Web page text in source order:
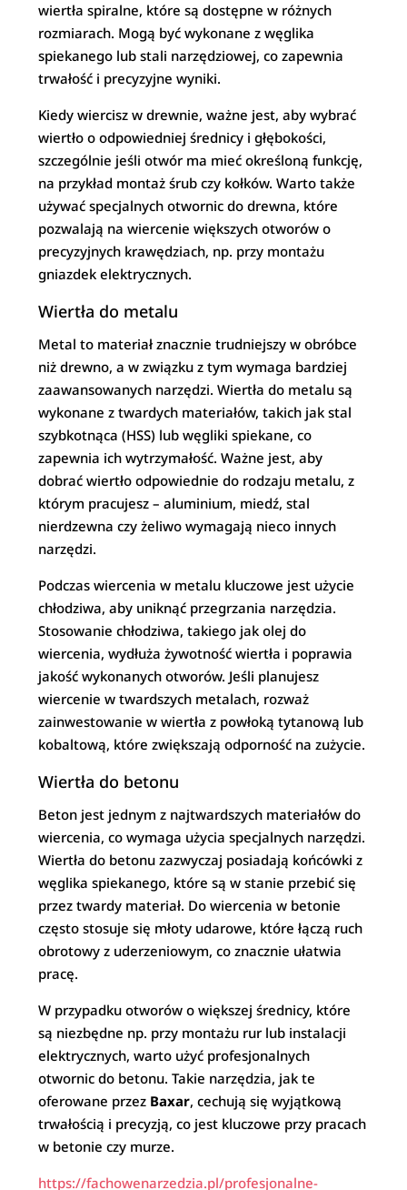
wiertła spiralne, które są dostępne w różnych
rozmiarach. Mogą być wykonane z węglika
spiekanego lub stali narzędziowej, co zapewnia
trwałość i precyzyjne wyniki.
Kiedy wiercisz w drewnie, ważne jest, aby wybrać
wiertło o odpowiedniej średnicy i głębokości,
szczególnie jeśli otwór ma mieć określoną funkcję,
na przykład montaż śrub czy kołków. Warto także
używać specjalnych otwornic do drewna, które
pozwalają na wiercenie większych otworów o
precyzyjnych krawędziach, np. przy montażu
gniazdek elektrycznych.
Wiertła do metalu
Metal to materiał znacznie trudniejszy w obróbce
niż drewno, a w związku z tym wymaga bardziej
zaawansowanych narzędzi. Wiertła do metalu są
wykonane z twardych materiałów, takich jak stal
szybkotnąca (HSS) lub węgliki spiekane, co
zapewnia ich wytrzymałość. Ważne jest, aby
dobrać wiertło odpowiednie do rodzaju metalu, z
którym pracujesz – aluminium, miedź, stal
nierdzewna czy żeliwo wymagają nieco innych
narzędzi.
Podczas wiercenia w metalu kluczowe jest użycie
chłodziwa, aby uniknąć przegrzania narzędzia.
Stosowanie chłodziwa, takiego jak olej do
wiercenia, wydłuża żywotność wiertła i poprawia
jakość wykonanych otworów. Jeśli planujesz
wiercenie w twardszych metalach, rozważ
zainwestowanie w wiertła z powłoką tytanową lub
kobaltową, które zwiększają odporność na zużycie.
Wiertła do betonu
Beton jest jednym z najtwardszych materiałów do
wiercenia, co wymaga użycia specjalnych narzędzi.
Wiertła do betonu zazwyczaj posiadają końcówki z
węglika spiekanego, które są w stanie przebić się
przez twardy materiał. Do wiercenia w betonie
często stosuje się młoty udarowe, które łączą ruch
obrotowy z uderzeniowym, co znacznie ułatwia
pracę.
W przypadku otworów o większej średnicy, które
są niezbędne np. przy montażu rur lub instalacji
elektrycznych, warto użyć profesjonalnych
otwornic do betonu. Takie narzędzia, jak te
oferowane przez Baxar, cechują się wyjątkową
trwałością i precyzją, co jest kluczowe przy pracach
w betonie czy murze.
https://fachowenarzedzia.pl/profesjonalne-